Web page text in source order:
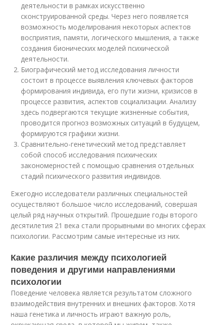
деятельности в рамках искусственно
сконструированной среды. Через него появляется
возможность моделирования некоторых аспектов
восприятия, памяти, логического мышления, а также
создания бионических моделей психической
деятельности.
Биографический метод исследования личности
состоит в процессе выявления ключевых факторов
формирования индивида, его пути жизни, кризисов в
процессе развития, аспектов социализации. Анализу
здесь подвергаются текущие жизненные события,
проводится прогноз возможных ситуаций в будущем,
формируются графики жизни.
Сравнительно-генетический метод представляет
собой способ исследования психических
закономерностей с помощью сравнения отдельных
стадий психического развития индивидов.
Ежегодно исследователи различных специальностей
осуществляют большое число исследований, совершая
целый ряд научных открытий. Прошедшие годы второго
десятилетия 21 века стали прорывными во многих сферах
психологии. Рассмотрим самые интересные из них.
Какие различия между психологией
поведения и другими направлениями
психологии
Поведение человека является результатом сложного
взаимодействия внутренних и внешних факторов. Хотя
наша генетика и личность играют важную роль,